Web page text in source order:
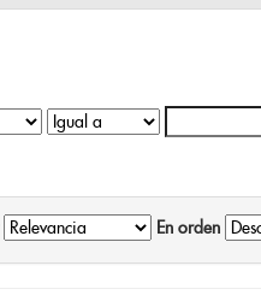
En orden